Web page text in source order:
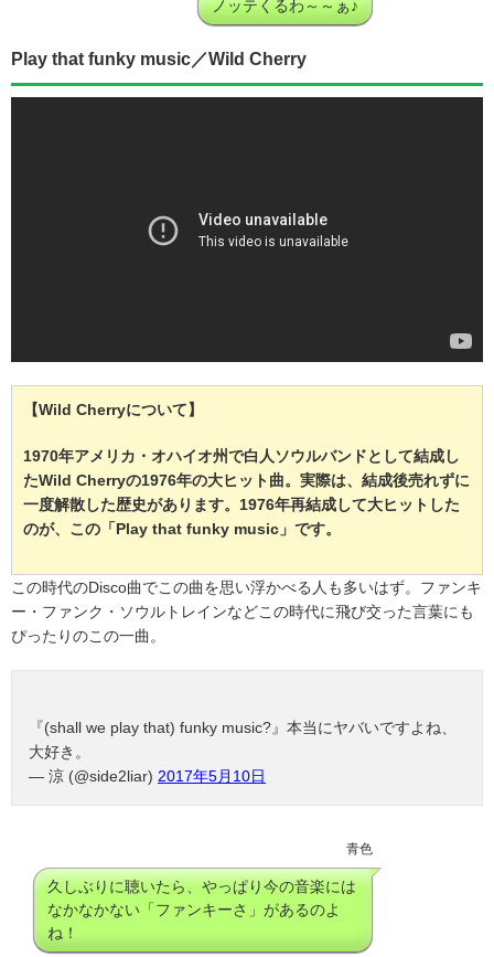
ノッテくるわ～～ぁ♪
Play that funky music／Wild Cherry
【Wild Cherryについて】
1970年アメリカ・オハイオ州で白人ソウルバンドとして結成し
たWild Cherryの1976年の大ヒット曲。実際は、結成後売れずに
一度解散した歴史があります。1976年再結成して大ヒットした
のが、この「Play that funky music」です。
この時代のDisco曲でこの曲を思い浮かべる人も多いはず。ファンキ
ー・ファンク・ソウルトレインなどこの時代に飛び交った言葉にも
ぴったりのこの一曲。
『(shall we play that) funky music?』本当にヤバいですよね、
大好き。
— 涼 (@side2liar) 2017年5月10日
青色
久しぶりに聴いたら、やっぱり今の音楽には
なかなかない「ファンキーさ」があるのよ
ね！